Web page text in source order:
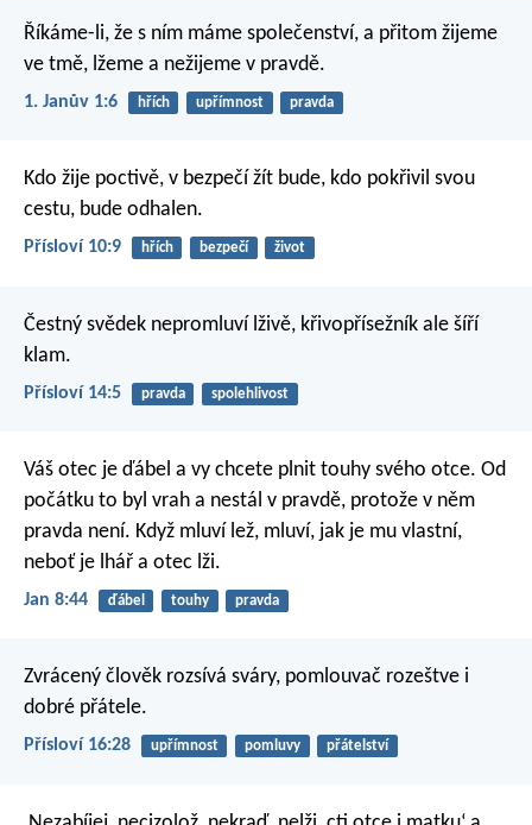
Říkáme-li, že s ním máme společenství, a přitom žijeme
ve tmě, lžeme a nežijeme v pravdě.
1. Janův 1:6 hřích upřímnost pravda
Kdo žije poctivě, v bezpečí žít bude, kdo pokřivil svou
cestu, bude odhalen.
Přísloví 10:9 hřích bezpečí život
Čestný svědek nepromluví lživě, křivopřísežník ale šíří
klam.
Přísloví 14:5 pravda spolehlivost
Váš otec je ďábel a vy chcete plnit touhy svého otce. Od
počátku to byl vrah a nestál v pravdě, protože v něm
pravda není. Když mluví lež, mluví, jak je mu vlastní,
neboť je lhář a otec lži.
Jan 8:44 ďábel touhy pravda
Zvrácený člověk rozsívá sváry, pomlouvač rozeštve i
dobré přátele.
Přísloví 16:28 upřímnost pomluvy přátelství